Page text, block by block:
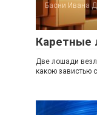
Басни Ивана
Каретные
Две лошади
какою завистью